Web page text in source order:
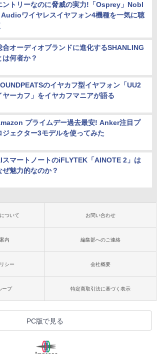
ントリーなのに脅威の実力!「Osprey」Nobl
Audioワイヤレスイヤフォン4機種を一気に聴
合オーディオブランドに進化するSHANLING
は何者か？
のイヤカフ型イヤフォン「UU2
ヤーカフ」をイヤカフマニアが語る
プライムデー過去最安! Anker注目プ
ジェクター3モデルを使ってみた
スマートノートのiFLYTEK「AINOTE 2」は
ぜ魅力的なのか？
ついて お問い合わせ
内 編集部へのご連絡
シー 会社概要
ープ 特定商取引法に基づく表示
PC版で見る